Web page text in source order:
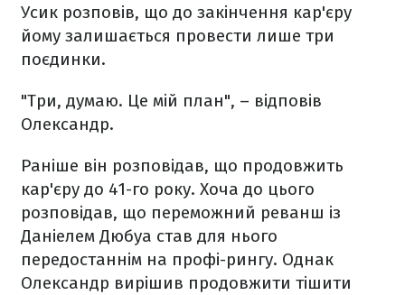
Усик розповів, що до закінчення кар'єру
йому залишається провести лише три
поєдинки.
"Три, думаю. Це мій план", – відповів
Олександр.
Раніше він розповідав, що продовжить
кар'єру до 41-го року. Хоча до цього
розповідав, що переможний реванш із
Даніелем Дюбуа став для нього
передостаннім на профі-рингу. Однак
Олександр вирішив продовжити тішити